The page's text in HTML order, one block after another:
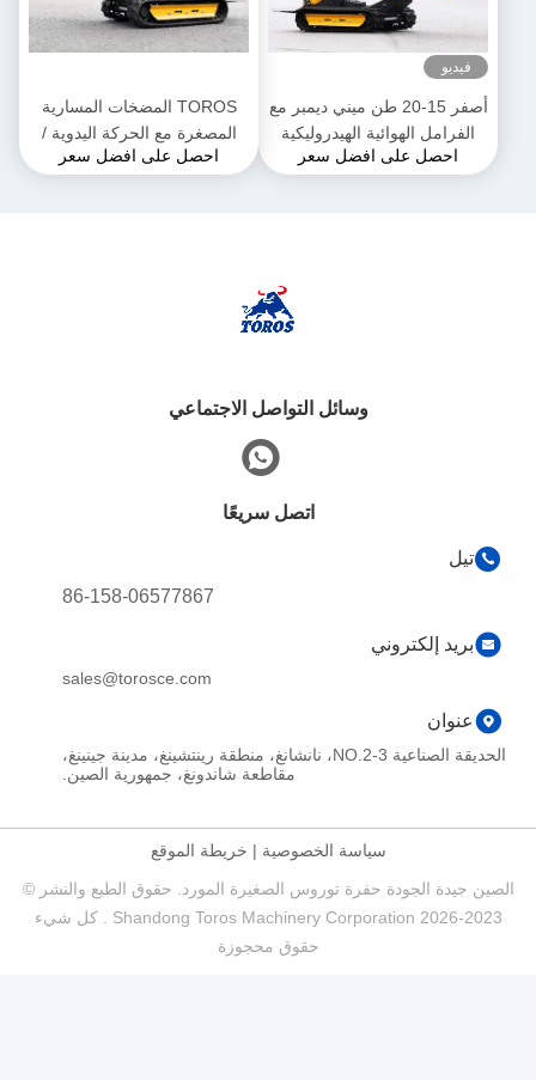
فيديو
أصفر 15-20 طن ميني ديمبر مع
الفرامل الهوائية الهيدروليكية
احصل على افضل سعر
TOROS المضخات المسارية
المصغرة مع الحركة اليدوية /
التلقائية
احصل على افضل سعر
وسائل التواصل الاجتماعي
اتصل سريعًا
تيل
86-158-06577867
بريد إلكتروني
sales@torosce.com
عنوان
الحديقة الصناعية NO.2-3، نانشانغ، منطقة رينتشينغ، مدينة جينينغ،
مقاطعة شاندونغ، جمهورية الصين.
سياسة الخصوصية|خريطة الموقع
الصين جيدة الجودة حفرة توروس الصغيرة المورد. حقوق الطبع والنشر ©
2023-2026 Shandong Toros Machinery Corporation . كل شيء
حقوق محجوزة